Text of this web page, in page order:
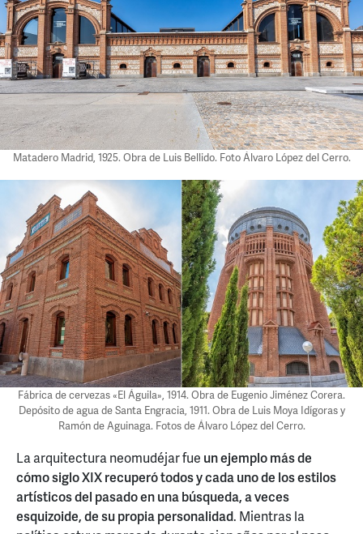
Matadero Madrid, 1925. Obra de Luis Bellido. Foto Álvaro López del Cerro.
Fábrica de cervezas «El Águila», 1914. Obra de Eugenio Jiménez Corera.
Depósito de agua de Santa Engracia, 1911. Obra de Luis Moya Idígoras y
Ramón de Aguinaga. Fotos de Álvaro López del Cerro.
La arquitectura neomudéjar fue un ejemplo más de
cómo siglo XIX recuperó todos y cada uno de los estilos
artísticos del pasado en una búsqueda, a veces
esquizoide, de su propia personalidad. Mientras la